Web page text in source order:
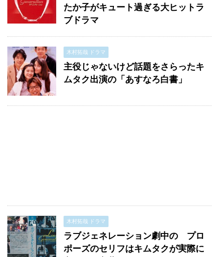
たか子がキュート過ぎる大ヒットラ
ブドラマ
木村拓哉 ドラマ
主役じゃないけど話題をさらったキ
ムタク出演の「あすなろ白書」
木村拓哉 ドラマ
ラブジェネレーション劇中の プロ
ポーズのセリフはキムタクが実際に